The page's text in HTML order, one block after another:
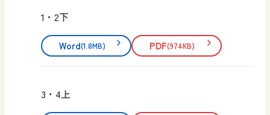
1・2下
Word(1.8MB) PDF(974KB)
3・4上